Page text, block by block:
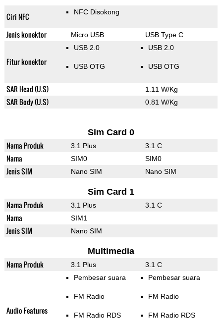
Ciri NFC NFC Disokong
Jenis konektor Micro USB USB Type C
Fitur konektor
USB 2.0
USB OTG
USB 2.0
USB OTG
SAR Head (U.S) 1.11 W/Kg
SAR Body (U.S) 0.81 W/Kg
Sim Card 0
Nama Produk 3.1 Plus 3.1 C
Nama SIM0 SIM0
Jenis SIM Nano SIM Nano SIM
Sim Card 1
Nama Produk 3.1 Plus 3.1 C
Nama SIM1
Jenis SIM Nano SIM
Multimedia
Nama Produk 3.1 Plus 3.1 C
Audio Features
Pembesar suara
FM Radio
FM Radio RDS
Pembesar suara
FM Radio
FM Radio RDS